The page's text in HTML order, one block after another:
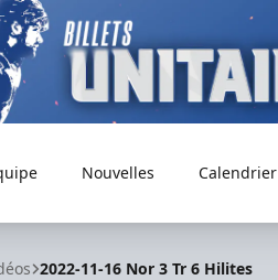
Lions
Nouvelles Calendrier
2022-11-16 Nor 3 Tr 6 Hilites